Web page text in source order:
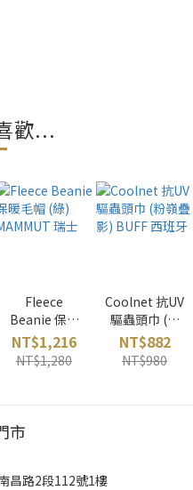
歡...
Fleece
Beanie 保暖
毛帽 (綠)
MAMMUT 瑞
士
NT$1,216
NT$1,280
Coolnet 抗UV
驅蟲頭巾 (粉
嶺疊影) BUFF
西班牙
NT$882
NT$980
市
昌路2段112號1樓